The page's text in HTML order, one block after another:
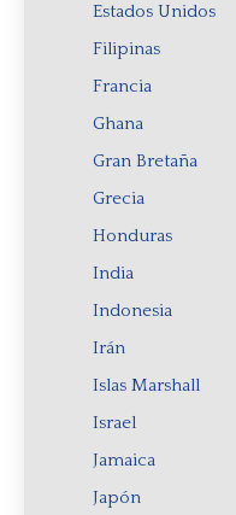
Estados Unidos
Filipinas
Francia
Ghana
Gran Bretaña
Grecia
Honduras
India
Indonesia
Irán
Islas Marshall
Israel
Jamaica
Japón